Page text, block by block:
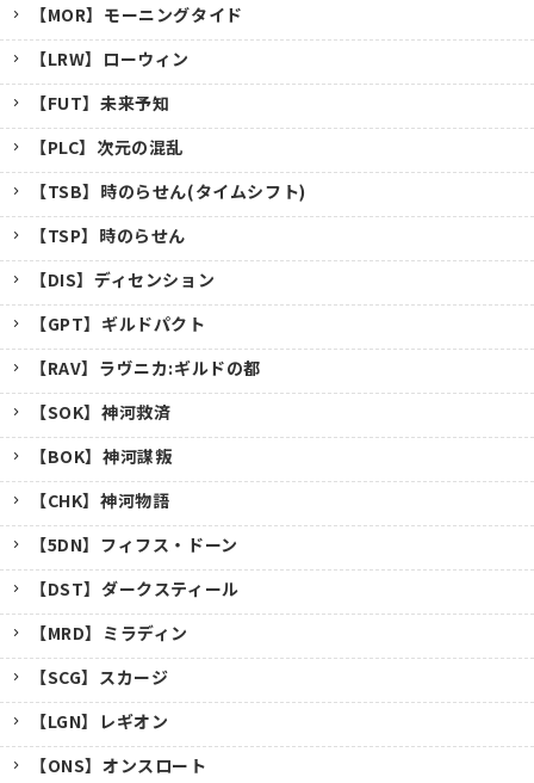
【MOR】モーニングタイド
【LRW】ローウィン
【FUT】未来予知
【PLC】次元の混乱
【TSB】時のらせん(タイムシフト)
【TSP】時のらせん
【DIS】ディセンション
【GPT】ギルドパクト
【RAV】ラヴニカ:ギルドの都
【SOK】神河救済
【BOK】神河謀叛
【CHK】神河物語
【5DN】フィフス・ドーン
【DST】ダークスティール
【MRD】ミラディン
【SCG】スカージ
【LGN】レギオン
【ONS】オンスロート